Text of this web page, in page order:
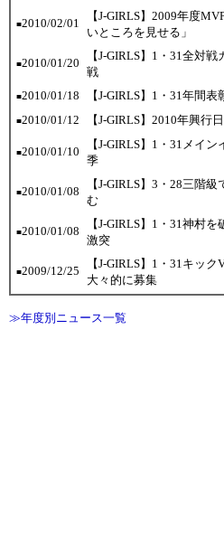
■2010/02/01
【J-GIRLS】2009年度
いところを見せる」
■2010/01/20
【J-GIRLS】1・31全対
戦
■2010/01/18 【J-GIRLS】1・31年間
■2010/01/12 【J-GIRLS】2010年興
■2010/01/10
【J-GIRLS】1・31メイ
季
■2010/01/08
【J-GIRLS】3・28三階
む
■2010/01/08
【J-GIRLS】1・31神村
激突
■2009/12/25
【J-GIRLS】1・31キッ
大々的に募集
≫年度別ニュース一覧